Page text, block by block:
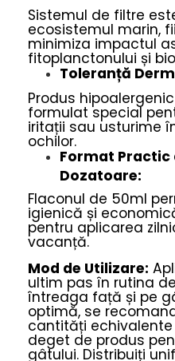
Sistemul de filtre
ecosistemul marin,
minimiza impactul
fitoplanctonului și
Toleranță
Produs
formulat special
iritații sau usturime
ochilor.
Format Practic
Dozatoare:
Flaconul de 50ml
igienică și
pentru aplicarea
vacanță.
Mod de Utilizare:
ultim pas în rutina
întreaga față și pe
optimă, se
cantități
deget de produs
gâtului. Distribuiți